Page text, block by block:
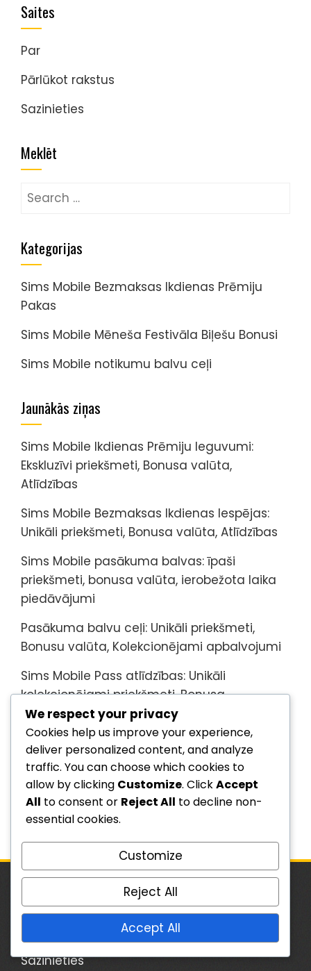
Saites
Par
Pārlūkot rakstus
Sazinieties
Meklēt
Search
Kategorijas
Sims Mobile Bezmaksas Ikdienas Prēmiju
Pakas
Sims Mobile Mēneša Festivāla Biļešu Bonusi
Sims Mobile notikumu balvu ceļi
Jaunākās ziņas
Sims Mobile Ikdienas Prēmiju Ieguvumi:
Ekskluzīvi priekšmeti, Bonusa valūta,
Atlīdzības
Sims Mobile Bezmaksas Ikdienas Iespējas:
Unikāli priekšmeti, Bonusa valūta, Atlīdzības
Sims Mobile pasākuma balvas: īpaši
priekšmeti, bonusa valūta, ierobežota laika
piedāvājumi
Pasākuma balvu ceļi: Unikāli priekšmeti,
Bonusu valūta, Kolekcionējami apbalvojumi
Sims Mobile Pass atlīdzības: Unikāli
kolekcionējami priekšmeti, Bonusa
priekšmeti, Piekļuve pasākumiem
Arhīvs
March 2026
February 2026
JURIDISKĀ INFORMĀCIJA
Sazinieties
We respect your privacy
Cookies help us improve your experience,
deliver personalized content, and analyze
traffic. You can choose which cookies to
allow by clicking Customize. ClickAccept
All to consent or Reject All to decline non-
essential cookies.
Customize
Reject All
Accept All